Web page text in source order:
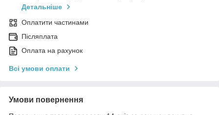
Детальніше
Оплатити частинами
Післяплата
Оплата на рахунок
Всі умови оплати
Умови повернення